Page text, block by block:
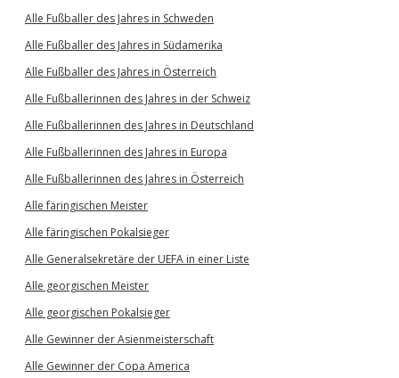
Alle Fußballer des Jahres in Schweden
Alle Fußballer des Jahres in Südamerika
Alle Fußballer des Jahres in Österreich
Alle Fußballerinnen des Jahres in der Schweiz
Alle Fußballerinnen des Jahres in Deutschland
Alle Fußballerinnen des Jahres in Europa
Alle Fußballerinnen des Jahres in Österreich
Alle färingischen Meister
Alle färingischen Pokalsieger
Alle Generalsekretäre der UEFA in einer Liste
Alle georgischen Meister
Alle georgischen Pokalsieger
Alle Gewinner der Asienmeisterschaft
Alle Gewinner der Copa America